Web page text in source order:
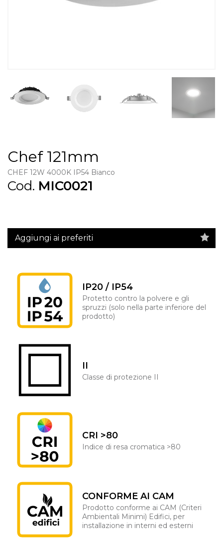
Chef 121mm
CHEF 12W 4000K IP54 Bianco
Cod. MIC0021
Aggiungi ai preferiti
IP20 / IP54
Protetto contro la polvere e gli
spruzzi (solo nella parte inferiore del
prodotto)
II
Classe di protezione II
CRI >80
Indice di resa cromatica >80
CONFORME AI CAM
Prodotto conforme ai CAM (Criteri
Ambientali Minimi) Edifici, per
installazione in interni ed esterni